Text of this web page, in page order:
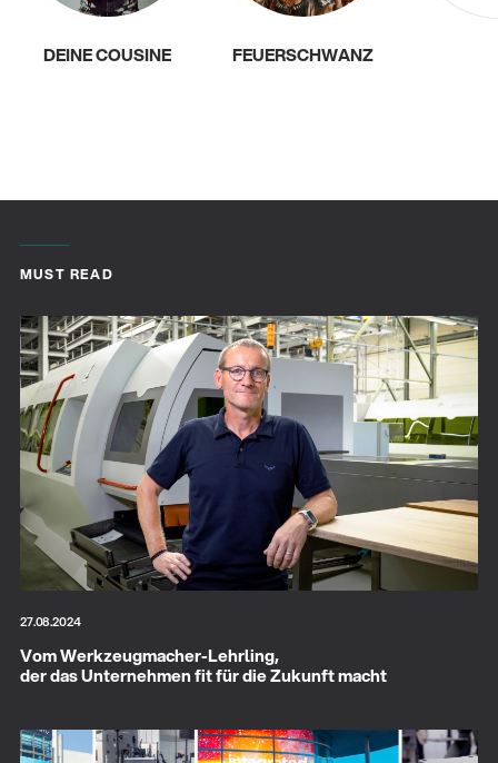
DEINE COUSINE FEUERSCHWANZ
MUST READ
27.08.2024
Vom Werkzeugmacher-Lehrling,
der das Unternehmen fit für die Zukunft macht